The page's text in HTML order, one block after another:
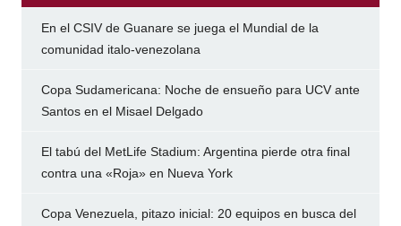
En el CSIV de Guanare se juega el Mundial de la
comunidad italo-venezolana
Copa Sudamericana: Noche de ensueño para UCV ante
Santos en el Misael Delgado
El tabú del MetLife Stadium: Argentina pierde otra final
contra una «Roja» en Nueva York
Copa Venezuela, pitazo inicial: 20 equipos en busca del